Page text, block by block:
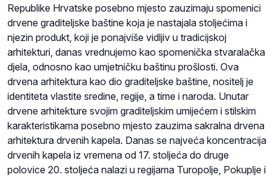
Republike Hrvatske posebno mjesto zauzimaju spomenici
drvene graditeljske baštine koja je nastajala stoljećima i
njezin produkt, koji je ponajviše vidljiv u tradicijskoj
arhitekturi, danas vrednujemo kao spomenička stvaralačka
djela, odnosno kao umjetničku baštinu prošlosti. Ova
drvena arhitektura kao dio graditeljske baštine, nositelj je
identiteta vlastite sredine, regije, a time i naroda. Unutar
drvene arhitekture svojim graditeljskim umijećem i stilskim
karakteristikama posebno mjesto zauzima sakralna drvena
arhitektura drvenih kapela. Danas se najveća koncentracija
drvenih kapela iz vremena od 17. stoljeća do druge
polovice 20. stoljeća nalazi u regijama Turopolje, Pokuplje i